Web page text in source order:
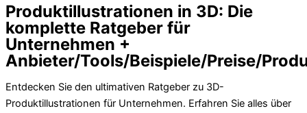
Produktillustrationen in 3D: Die
komplette Ratgeber für
Unternehmen +
Anbieter/Tools/Beispiele/Preise/
Entdecken Sie den ultimativen Ratgeber zu 3D-
Produktillustrationen für Unternehmen. Erfahren Sie alles über